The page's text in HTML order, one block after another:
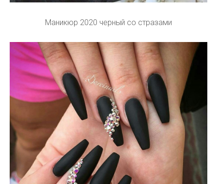
Маникюр 2020 черный со стразами